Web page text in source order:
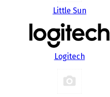
Little Sun
Logitech